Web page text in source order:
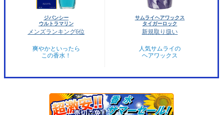
ジバンシー
ウルトラマリン
メンズランキング6位
爽やかといったら
この香水！
サムライヘアワックス
タイガーロック
新規取り扱い
人気サムライの
ヘアワックス